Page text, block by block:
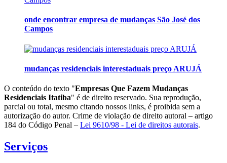
onde encontrar empresa de mudanças São José dos
Campos
mudanças residenciais interestaduais preço ARUJÁ
O conteúdo do texto "Empresas Que Fazem Mudanças
Residenciais Itatiba" é de direito reservado. Sua reprodução,
parcial ou total, mesmo citando nossos links, é proibida sem a
autorização do autor. Crime de violação de direito autoral – artigo
184 do Código Penal – Lei 9610/98 - Lei de direitos autorais.
Serviços